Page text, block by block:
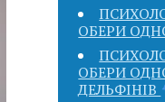
ОБЕРИ
ОБЕРИ
ДЕЛЬФІНІВ